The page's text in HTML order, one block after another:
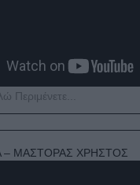
Περιμένετε...
– ΜΑΣΤΟΡΑΣ ΧΡΗΣΤΟΣ